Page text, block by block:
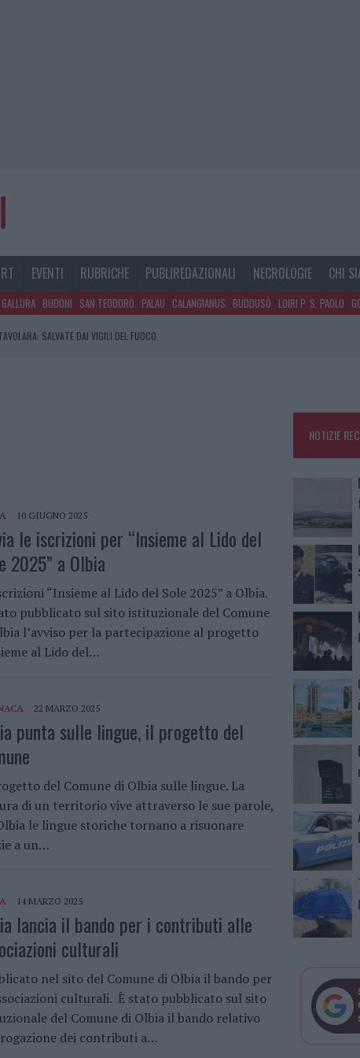
EVENTI RUBRICHE PUBLIREDAZIONALI NECROLOGIE CHI
BUDONI SAN TEODORO PALAU CALANGIANUS BUDDUSÒ LOIRI P. S. PAOLO
SALVATE DAI VIGILI DEL FUOCO
CENTER DI TEGGE
10 GIUGNO 2025
le iscrizioni per “Insieme al Lido del
2025” a Olbia
“Insieme al Lido del Sole 2025” a Olbia.
pubblicato sul sito istituzionale del Comune
l’avviso per la partecipazione al progetto
al Lido del…
22 MARZO 2025
punta sulle lingue, il progetto del
del Comune di Olbia sulle lingue. La
di un territorio vive attraverso le sue parole,
le lingue storiche tornano a risuonare
a un…
14 MARZO 2025
lancia il bando per i contributi alle
culturali
nel sito del Comune di Olbia il bando per
culturali. È stato pubblicato sul sito
del Comune di Olbia il bando relativo
dei contributi a…
NOTIZIE